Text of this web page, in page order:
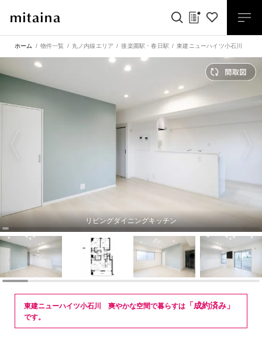
ホーム 物件一覧 丸ノ内線エリア 後楽園駅 ・春日駅 東建ニューハイツ小石川 爽や
リビングダイニングキッチン
東建ニューハイツ小石川 爽やかな空間で暮らすは 「成約済み」
です。